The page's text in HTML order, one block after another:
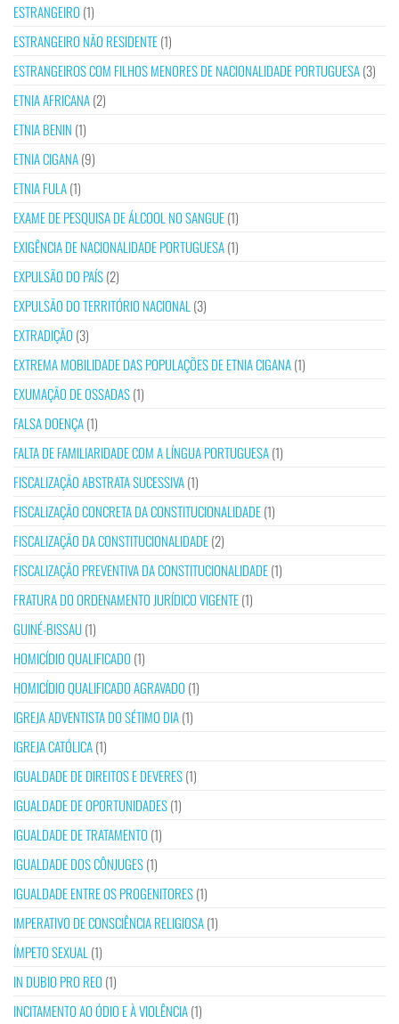
ESTRANGEIRO (1)
ESTRANGEIRO NÃO RESIDENTE(1)
ESTRANGEIROS COM FILHOS MENORES DE NACIONALIDADE PORTUGUESA(3)
ETNIA AFRICANA(2)
ETNIA BENIN (1)
ETNIA CIGANA(9)
ETNIA FULA(1)
EXAME DE PESQUISA DE ÁLCOOL NO SANGUE(1)
EXIGÊNCIA DE NACIONALIDADE PORTUGUESA(1)
EXPULSÃO DO PAÍS(2)
EXPULSÃO DO TERRITÓRIO NACIONAL (3)
EXTRADIÇÃO (3)
EXTREMA MOBILIDADE DAS POPULAÇÕES DE ETNIA CIGANA(1)
EXUMAÇÃO DE OSSADAS(1)
FALSA DOENÇA(1)
FALTA DE FAMILIARIDADE COM A LÍNGUA PORTUGUESA(1)
FISCALIZAÇÃO ABSTRATA SUCESSIVA(1)
FISCALIZAÇÃO CONCRETA DA CONSTITUCIONALIDADE(1)
FISCALIZAÇÃO DA CONSTITUCIONALIDADE(2)
FISCALIZAÇÃO PREVENTIVA DA CONSTITUCIONALIDADE(1)
FRATURA DO ORDENAMENTO JURÍDICO VIGENTE(1)
GUINÉ-BISSAU(1)
HOMICÍDIO QUALIFICADO (1)
HOMICÍDIO QUALIFICADO AGRAVADO (1)
IGREJA ADVENTISTA DO SÉTIMO DIA(1)
IGREJA CATÓLICA(1)
IGUALDADE DE DIREITOS E DEVERES(1)
IGUALDADE DE OPORTUNIDADES(1)
IGUALDADE DE TRATAMENTO (1)
IGUALDADE DOS CÔNJUGES(1)
IGUALDADE ENTRE OS PROGENITORES(1)
IMPERATIVO DE CONSCIÊNCIA RELIGIOSA(1)
ÍMPETO SEXUAL (1)
IN DUBIO PRO REO (1)
INCITAMENTO AO ÓDIO E À VIOLÊNCIA(1)